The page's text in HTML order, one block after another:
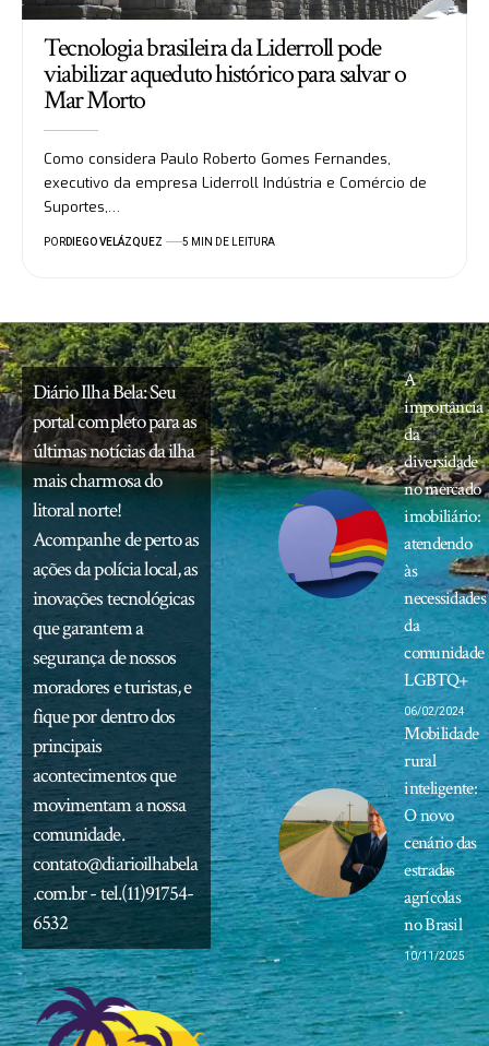
Tecnologia brasileira da Liderroll pode
viabilizar aqueduto histórico para salvar o
Mar Morto
Como considera Paulo Roberto Gomes Fernandes,
executivo da empresa Liderroll Indústria e Comércio de
Suportes,…
PORDIEGO VELÁZQUEZ 5 MIN DE LEITURA
Diário Ilha Bela: Seu
portal completo para as
últimas notícias da ilha
mais charmosa do
litoral norte!
Acompanhe de perto as
ações da polícia local, as
inovações tecnológicas
que garantem a
segurança de nossos
moradores e turistas, e
fique por dentro dos
principais
acontecimentos que
movimentam a nossa
comunidade.
contato@diarioilhabela
.com.br- tel.(11)91754-
6532
A
importância
da
diversidade
no mercado
imobiliário:
atendendo
às
necessidades
da
comunidade
LGBTQ+
06/02/2024
Mobilidade
rural
inteligente:
O novo
cenário das
estradas
agrícolas
no Brasil
10/11/2025